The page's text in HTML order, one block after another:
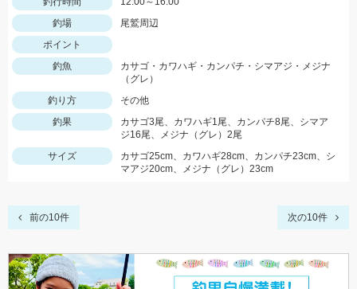
釣場
尾鷲周辺
ポイント
釣魚
カサゴ・カワハギ・カンパチ・シマアジ・メジナ
（グレ）
釣り方
その他
釣果
カサゴ3尾、カワハギ1尾、カンパチ8尾、シマア
ジ16尾、メジナ（グレ）2尾
サイズ
カサゴ25cm、カワハギ28cm、カンパチ23cm、シ
マアジ20cm、メジナ（グレ）23cm
前の10件 次の10件